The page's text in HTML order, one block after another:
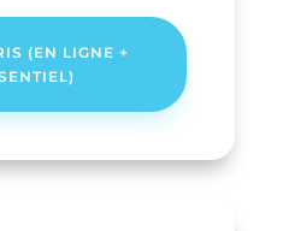
(EN LIGNE +